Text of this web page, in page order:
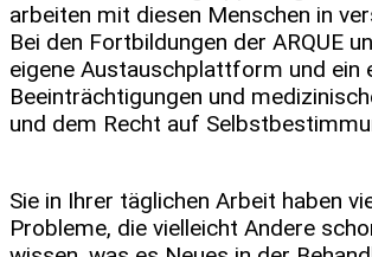
arbeiten mit diesen Menschen in
Bei den Fortbildungen der ARQUE
eigene Austauschplattform und ein
Beeinträchtigungen und
und dem Recht auf
Sie in Ihrer täglichen Arbeit haben
Probleme, die vielleicht Andere